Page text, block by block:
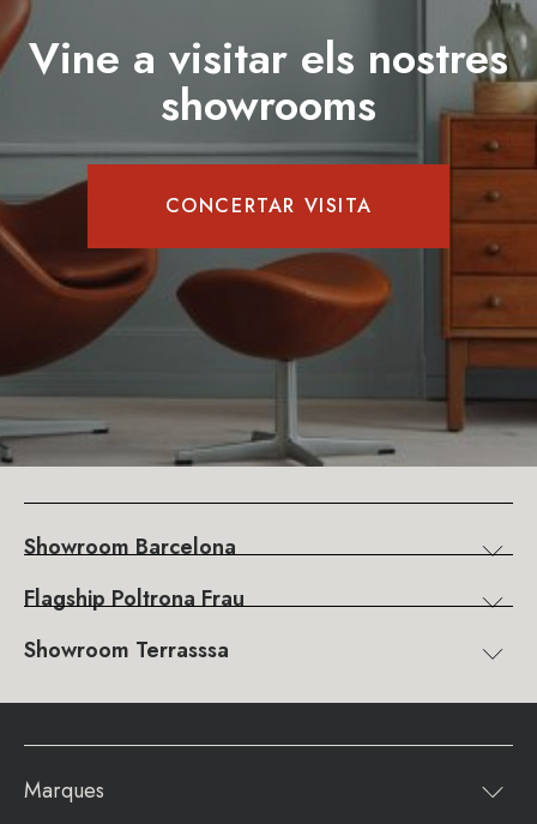
Vine a visitar els nostres
showrooms
CONCERTAR VISITA
Showroom Barcelona
Flagship Poltrona Frau
Showroom Terrasssa
Marques